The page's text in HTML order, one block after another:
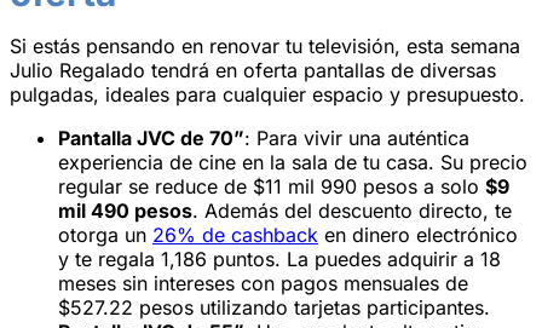
Si estás pensando en renovar tu televisión, esta semana
Julio Regalado tendrá en oferta pantallas de diversas
pulgadas, ideales para cualquier espacio y presupuesto.
Pantalla JVC de 70”: Para vivir una auténtica
experiencia de cine en la sala de tu casa. Su precio
regular se reduce de $11 mil 990 pesos a solo $9
mil 490 pesos. Además del descuento directo, te
otorga un 26% de cashback en dinero electrónico
y te regala 1,186 puntos. La puedes adquirir a 18
meses sin intereses con pagos mensuales de
$527.22 pesos utilizando tarjetas participantes.